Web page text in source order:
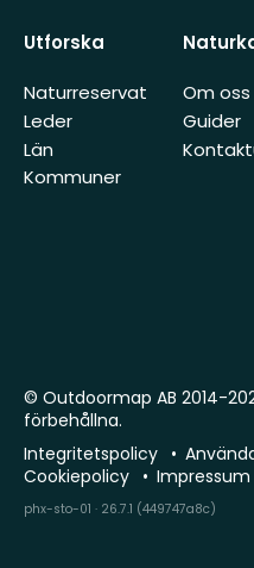
Utforska
Naturreservat
Leder
Län
Kommuner
Om oss
Guider
© Outdoormap AB 2014-
förbehållna.
Integritetspolicy
Cookiepolicy
Impressum
phx-sto-01 · 26.7.1 (449747a8c)